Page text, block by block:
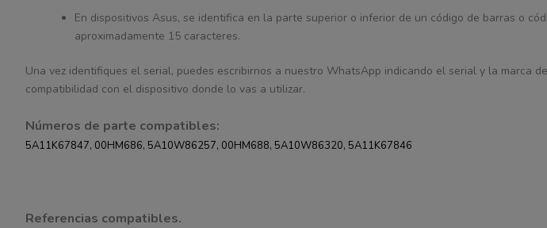
En dispositivos Asus, se identifica en la parte superior o inferior de un código de barras o
aproximadamente 15 caracteres.
Una vez identifiques el serial, puedes escribirnos a nuestro WhatsApp indicando el serial y la marca
compatibilidad con el dispositivo donde lo vas a utilizar.
Números de parte compatibles:
5A11K67847, 00HM686, 5A10W86257, 00HM688, 5A10W86320, 5A11K67846
Referencias compatibles.